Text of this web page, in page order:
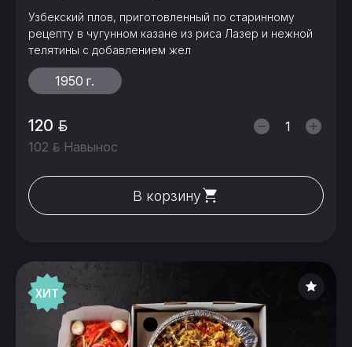
Узбекский плов, приготовленный по старинному
рецепту в чугунном казане из риса Лазер и нежной
телятины с добавлением жел
1950 г.
120
102 Навынос
В корзину
ХИТ